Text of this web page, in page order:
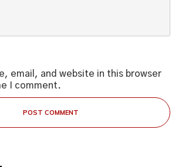
email, and website in this browser
I comment.
POST COMMENT